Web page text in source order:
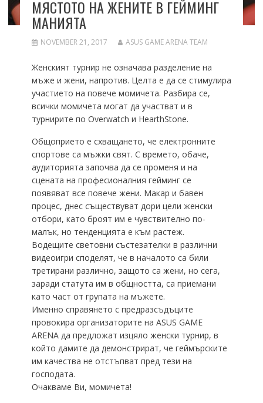
МЯСТОТО НА ЖЕНИТЕ В ГЕЙМИНГ
МАНИЯТА
NOVEMBER 21, 2017 ASUS GAME ARENA TEAM
Женският турнир не означава разделение на
мъже и жени, напротив. Целта е да се стимулира
участието на повече момичета. Разбира се,
всички момичета могат да участват и в
турнирите по Overwatch и HearthStone.
Общоприето е схващането, че електронните
спортове са мъжки свят. С времето, обаче,
аудиторията започва да се променя и на
сцената на професионалния гейминг се
появяват все повече жени. Макар и бавен
процес, днес съществуват дори цели женски
отбори, като броят им е чувствително по-
малък, но тенденцията е към растеж.
Водещите световни състезателки в различни
видеоигри споделят, че в началото са били
третирани различно, защото са жени, но сега,
заради статута им в общността, са приемани
като част от групата на мъжете.
Именно справянето с предразсъдъците
провокира организаторите на ASUS GAME
ARENA да предложат изцяло женски турнир, в
който дамите да демонстрират, че геймърските
им качества не отстъпват пред тези на
господата.
Очакваме Ви, момичета!